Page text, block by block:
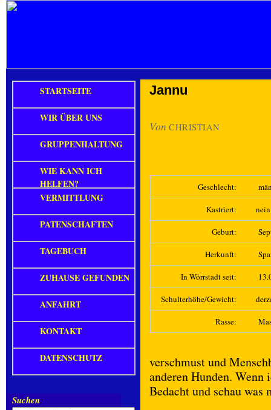
Jannu
Von CHRISTIAN
Geschlecht:
Kastriert: nein
Geburt:
Herkunft:
In Wörrstadt seit:
Schulterhöhe/Gewicht:
Rasse:
verschmust und
anderen Hunden. Wenn
Bedacht und schau was
STARTSEITE
WIR ÜBER UNS
GRUPPENHALTUNG
WIE KANN ICH
HELFEN?
VERMITTLUNG
PATENSCHAFTEN
TAGEBUCH
ZUHAUSE GEFUNDEN
ANFAHRT
KONTAKT
DATENSCHUTZ
Suchen